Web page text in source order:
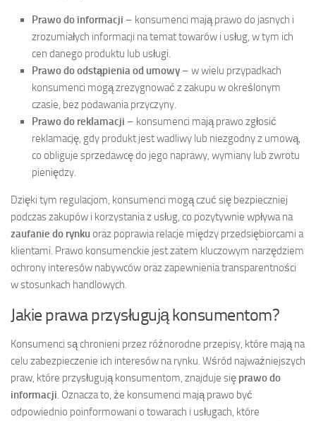
Prawo do informacji – konsumenci mają prawo do jasnych i
zrozumiałych informacji na temat towarów i usług, w tym ich
cen danego produktu lub usługi.
Prawo do odstąpienia od umowy – w wielu przypadkach
konsumenci mogą zrezygnować z zakupu w określonym
czasie, bez podawania przyczyny.
Prawo do reklamacji – konsumenci mają prawo zgłosić
reklamację, gdy produkt jest wadliwy lub niezgodny z umową,
co obliguje sprzedawcę do jego naprawy, wymiany lub zwrotu
pieniędzy.
Dzięki tym regulacjom, konsumenci mogą czuć się bezpieczniej
podczas zakupów i korzystania z usług, co pozytywnie wpływa na
zaufanie do rynkuoraz poprawia relacje między przedsiębiorcami a
klientami. Prawo konsumenckie jest zatem kluczowym narzędziem
ochrony interesów nabywców oraz zapewnienia transparentności
w stosunkach handlowych.
Jakie prawa przysługują konsumentom?
Konsumenci są chronieni przez różnorodne przepisy, które mają na
celu zabezpieczenie ich interesów na rynku. Wśród najważniejszych
praw, które przysługują konsumentom, znajduje się prawo do
informacji . Oznacza to, że konsumenci mają prawo być
odpowiednio poinformowani o towarach i usługach, które